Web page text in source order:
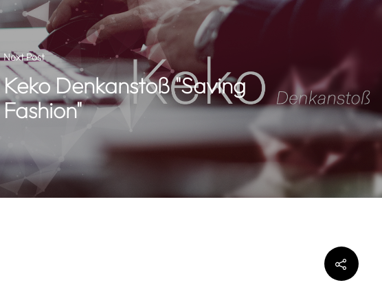
Next Post
Keko Denkanstoß "Saving
Fashion"